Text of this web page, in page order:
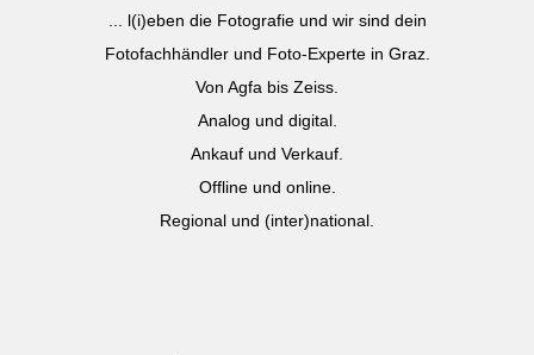
... l(i)eben die Fotografie und wir sind dein
Fotofachhändler und Foto-Experte in Graz.
Von Agfa bis Zeiss.
Analog und digital.
Ankauf und Verkauf.
Offline und online.
Regional und (inter)national.